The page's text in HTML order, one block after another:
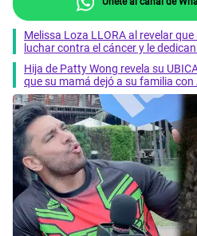
Melissa Loza LLORA al revelar
luchar contra el cáncer y le dedican
Hija de Patty Wong revela su
que su mamá dejó a su familia con